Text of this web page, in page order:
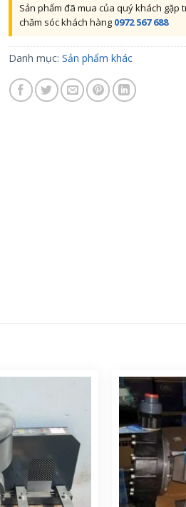
Sản phẩm đã mua của quý khách gặp
chăm sóc khách hàng 0972 567 688
Danh mục: Sản phẩm khác